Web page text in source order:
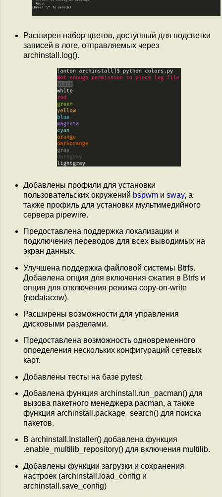
Расширен набор цветов, доступный для подсветки
записей в логе, отправляемых через
archinstall.log().
Добавлены профили для установки
пользовательских окружений bspwm и sway, а
также профиль для установки мультимедийного
сервера pipewire.
Предоставлена поддержка локализации и
подключения переводов для всех выводимых на
экран данных.
Улучшена поддержка файловой системы Btrfs.
Добавлена опция для включения сжатия в Btrfs и
опция для отключения режима copy-on-write
(nodatacow).
Расширены возможности для управления
дисковыми разделами.
Предоставлена возможность одновременного
определения нескольких конфигураций сетевых
карт.
Добавлены тесты на базе pytest.
Добавлена функция archinstall.run_pacman() для
вызова пакетного менеджера pacman, а также
функция archinstall.package_search() для поиска
пакетов.
В archinstall.Installer() добавлена функция
.enable_multilib_repository() для включения multilib.
Добавлены функции загрузки и сохранения
настроек (archinstall.load_config и
archinstall.save_config)